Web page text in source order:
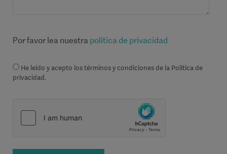
Por favor lea nuestra política de privacidad
privacidad.